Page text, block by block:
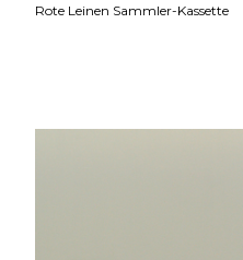
Rote Leinen Sammler-Kassette